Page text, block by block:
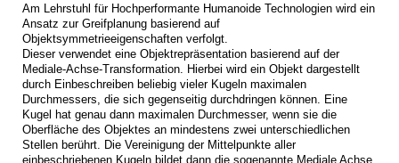
Am Lehrstuhl für Hochperformante Humanoide Technologien wird ein
Ansatz zur Greifplanung basierend auf
Objektsymmetrieeigenschaften verfolgt.
Dieser verwendet eine Objektrepräsentation basierend auf der
Mediale-Achse-Transformation. Hierbei wird ein Objekt dargestellt
durch Einbeschreiben beliebig vieler Kugeln maximalen
Durchmessers, die sich gegenseitig durchdringen können. Eine
Kugel hat genau dann maximalen Durchmesser, wenn sie die
Oberfläche des Objektes an mindestens zwei unterschiedlichen
Stellen berührt. Die Vereinigung der Mittelpunkte aller
einbeschriebenen Kugeln bildet dann die sogenannte Mediale Achse